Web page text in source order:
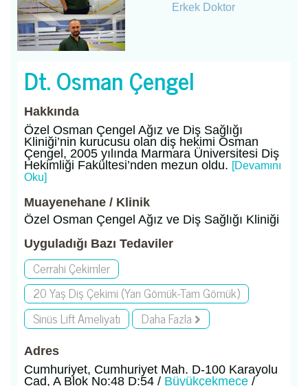
Erkek Doktor
Dt. Osman Çengel
Hakkında
Özel Osman Çengel Ağız ve Diş Sağlığı
Kliniği’nin kurucusu olan diş hekimi Osman
Çengel, 2005 yılında Marmara Üniversitesi Diş
Hekimliği Fakültesi’nden mezun oldu. [Devamını
Oku]
Muayenehane / Klinik
Özel Osman Çengel Ağız ve Diş Sağlığı Kliniği
Uyguladığı Bazı Tedaviler
Cerrahi Çekimler
20 Yaş Diş Çekimi (Yarı Gömük-Tam Gömük)
Sinüs Lift Ameliyatı
Daha Fazla
Adres
Cumhuriyet, Cumhuriyet Mah. D-100 Karayolu
Cad, A Blok No:48 D:54 / Büyükçekmece /